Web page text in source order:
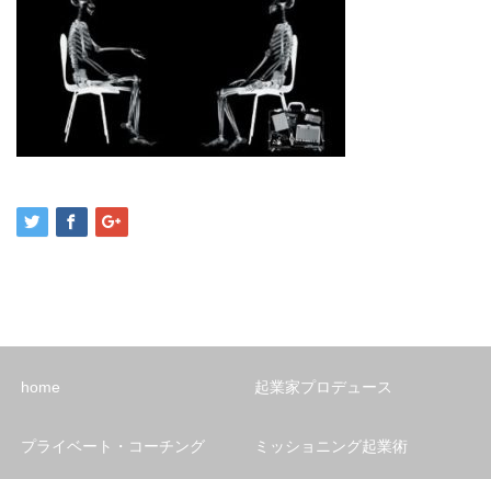
home 起業家プロデュース
プライベート・コーチング ミッショニング起業術